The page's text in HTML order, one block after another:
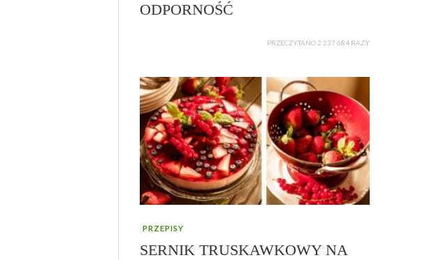
ODPORNOŚĆ
PRZECZYTANO 2 237 684 RAZY
PRZEPISY
SERNIK TRUSKAWKOWY NA